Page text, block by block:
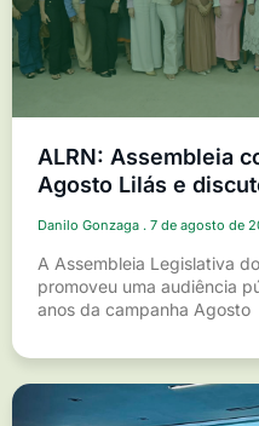
ALRN: Assembleia
Agosto Lilás e
Danilo Gonzaga 7 de agosto de
A Assembleia Legislativa
promoveu uma audiência
anos da campanha Agosto